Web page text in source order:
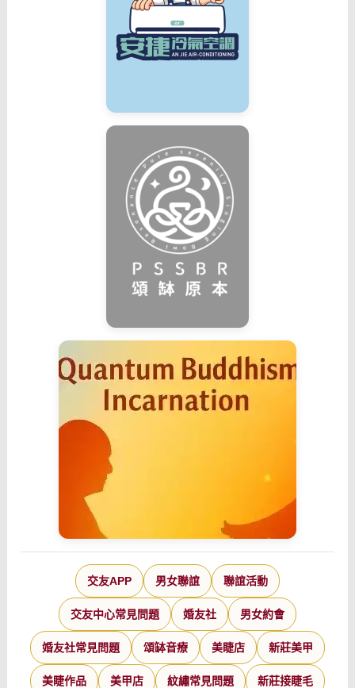
交友APP 男女聯誼 聯誼活動
交友中心常見問題 婚友社 男女約會
婚友社常見問題 頌缽音療 美睫店 新莊美甲
美睫作品 美甲店 紋繡常見問題 新莊接睫毛